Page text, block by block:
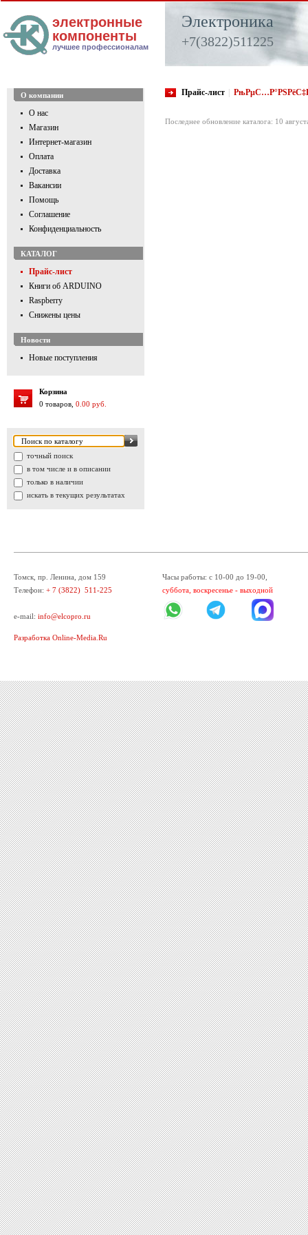
электронные
компоненты
лучшее профессионалам
Электроника
+7(3822)511225
О компании
О нас
Магазин
Интернет-магазин
Оплата
Доставка
Вакансии
Помощь
Соглашение
Конфиденциальность
КАТАЛОГ
Прайс-лист
Книги об ARDUINO
Raspberry
Снижены цены
Новости
Новые поступления
Корзина
0 товаров, 0.00 руб.
точный поиск
в том числе и в описании
только в наличии
искать в текущих результатах
Прайс-лист
Последнее обновление каталога: 10
Томск, пр. Ленина, дом 159
Телефон: + 7 (3822) 511-225
e-mail: info@elcopro.ru
Часы работы: с 10-00 до 19-00,
суббота, воскресенье - выходной
Разработка Online-Media.Ru